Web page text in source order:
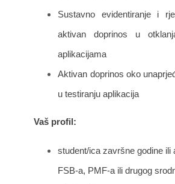
Sustavno evidentiranje i
aktivan doprinos u
aplikacijama
Aktivan doprinos oko
u testiranju aplikacija
Vaš profil:
student/ica završne godine
FSB-a, PMF-a ili drugog